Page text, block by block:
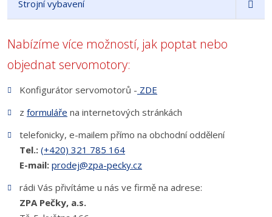
Strojní vybavení
Nabízíme více možností, jak poptat nebo
objednat servomotory:
Konfigurátor servomotorů - ZDE
z formuláře na internetových stránkách
telefonicky, e-mailem přímo na obchodní oddělení
Tel.: (+420) 321 785 164
E-mail: prodej@zpa-pecky.cz
rádi Vás přivítáme u nás ve firmě na adrese:
ZPA Pečky, a.s.